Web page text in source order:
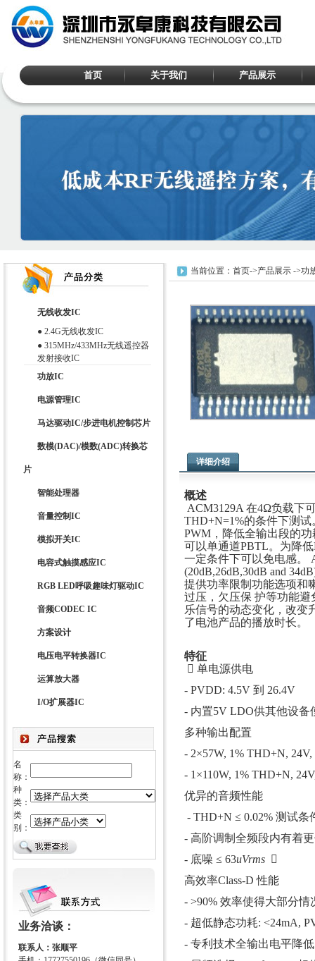
首页 关于我们 产品展示
无线收发IC
● 2.4G无线收发IC
● 315MHz/433MHz无线遥控器
发射接收IC
功放IC
电源管理IC
马达驱动IC/步进电机控制芯片
数模(DAC)/模数(ADC)转换芯
片
智能处理器
音量控制IC
模拟开关IC
电容式触摸感应IC
RGB LED呼吸趣味灯驱动IC
音频CODEC IC
方案设计
电压电平转换器IC
运算放大器
I/O扩展器IC
名
称：
种
类：
类
别：
业务洽谈：
联系人：张顺平
当前位置： 首页->产品展示 ->功
详细介绍
概述
ACM3129A 在4Ω负载下
THD+N=1%的条件下测
PWM，降低全输出段的
可以单通道PBTL。为降
一定条件下可以免电感。
(20dB,26dB,30dB and
提供功率限制功能选项和
过压，欠压保 护等功能
乐信号的动态变化，改变
了电池产品的播放时长。
特征
 单电源供电
- PVDD: 4.5V 到 26.4V
- 内置5V LDO供其他设备
多种输出配置
- 2×57W, 1% THD+N,
- 1×110W, 1% THD+N,
优异的音频性能
- THD+N ≤ 0.02% 测试条
- 高阶调制全频段内有着
- 底噪 ≤ 63uVrms 
高效率Class-D 性能
- >90% 效率使得大部分
- 超低静态功耗: <24mA,
- 专利技术全输出电平降